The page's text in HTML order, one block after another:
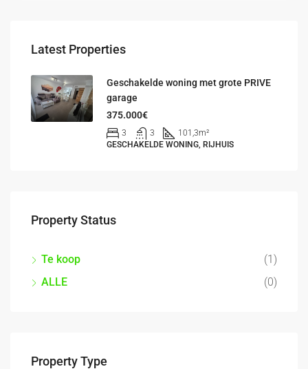
Latest Properties
Geschakelde woning met grote PRIVE
garage
375.000€
3 3 101,3m²
GESCHAKELDE WONING, RIJHUIS
Property Status
Te koop
(1)
ALLE
(0)
Property Type